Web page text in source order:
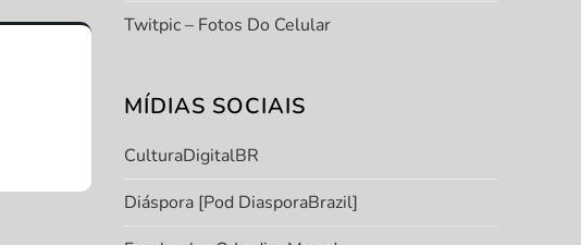
Twitpic – Fotos Do Celular
MÍDIAS SOCIAIS
CulturaDigitalBR
Diáspora [Pod DiasporaBrazil]